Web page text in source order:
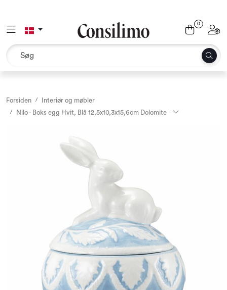
Toggle navigation
0
Forsiden
Interiør og møbler
Nilo - Boks egg Hvit, Blå 12,5x10,3x15,6cm Dolomite
Interiør og møbler
Udemiljø
Dekoration og binderi
Tilbud og outlet